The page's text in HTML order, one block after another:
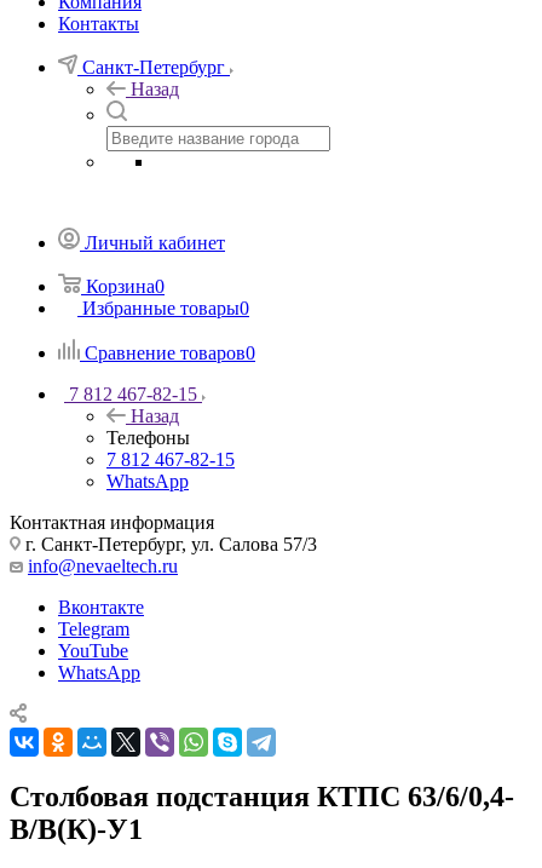
Контакты
Санкт-Петербург
Назад
Личный кабинет
Корзина0
Избранные товары0
Сравнение товаров0
7 812 467-82-15
Назад
Телефоны
7 812 467-82-15
WhatsApp
Контактная информация
г. Санкт-Петербург, ул. Салова 57/3
info@nevaeltech.ru
Вконтакте
Telegram
YouTube
WhatsApp
Столбовая подстанция КТПС 63/6/0,4-
В/В(К)-У1